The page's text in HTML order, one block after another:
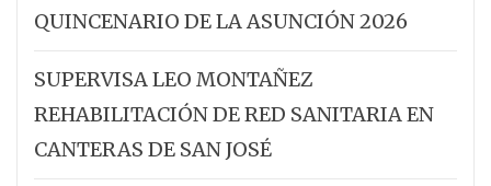
QUINCENARIO DE LA ASUNCIÓN 2026
SUPERVISA LEO MONTAÑEZ
REHABILITACIÓN DE RED SANITARIA EN
CANTERAS DE SAN JOSÉ